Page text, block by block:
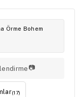
Örme Bohem
📷
(17)